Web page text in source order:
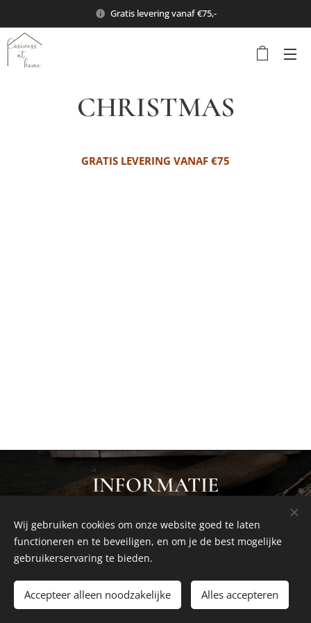
Gratis levering vanaf €75,-
CHRISTMAS
GRATIS LEVERING VANAF €75
INFORMATIE
Privacybeleid
Algemene Voorwaarden
Cosiness at home by Studio Nadia Cookies
Wij gebruiken cookies om onze website goed te laten
functioneren en te beveiligen, en om je de best mogelijke
gebruikerservaring te bieden.
Accepteer alleen noodzakelijke Alles accepteren